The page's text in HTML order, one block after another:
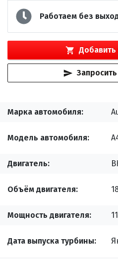
Работаем без
Добавить
Марка автомобиля
Модель автомобиля
Двигатель
Объём двигателя
Мощность двигателя
Дата выпуска турбины